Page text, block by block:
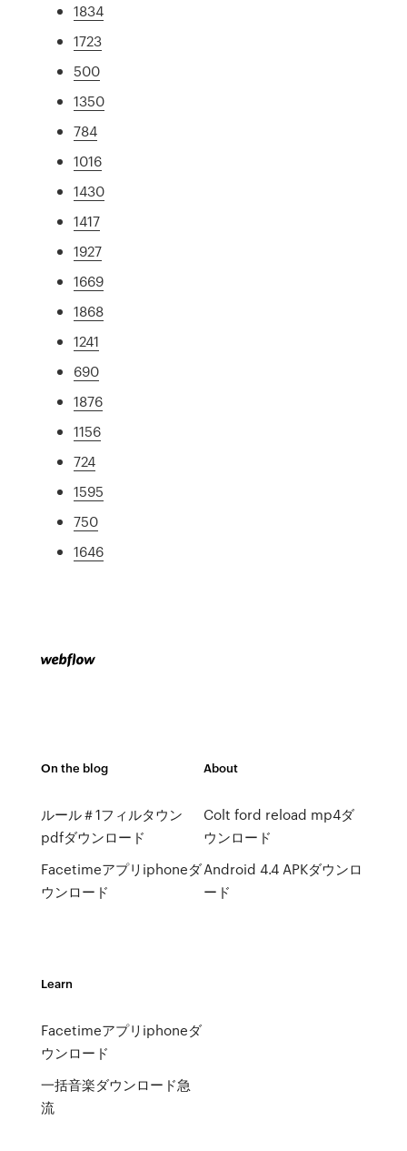
1834
1723
500
1350
784
1016
1430
1417
1927
1669
1868
1241
690
1876
1156
724
1595
750
1646
On the blog
ルール＃1フィルタウン
pdfダウンロード
Facetimeアプリiphoneダ
ウンロード
About
Colt ford reload mp4ダ
ウンロード
Android 4.4 APKダウンロ
ード
Learn
Facetimeアプリiphoneダ
ウンロード
一括音楽ダウンロード急
流